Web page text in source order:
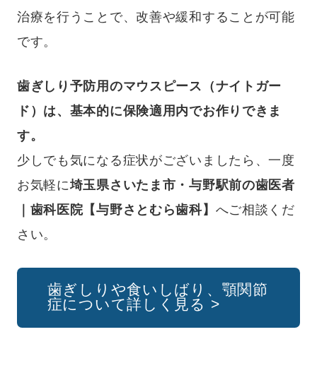
治療を行うことで、改善や緩和することが可能
です。
歯ぎしり予防用のマウスピース（ナイトガー
ド）は、基本的に保険適用内でお作りできま
す。
少しでも気になる症状がございましたら、一度
お気軽に埼玉県さいたま市・与野駅前の歯医者
｜歯科医院【与野さとむら歯科】 へご相談くだ
さい。
歯ぎしりや食いしばり、顎関節
症について詳しく見る >